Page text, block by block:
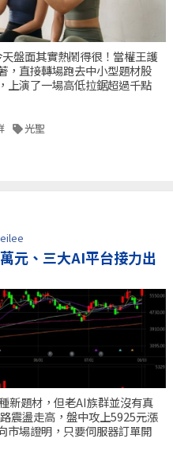
盤面其實熱鬧得很！當權王護
，直接轉場跑去中小型題材股
上演了一場高低拉鋸超過千點
光聖
元、三大AI平台接力出
新題材，但老AI族群並沒有真
震盪走高，盤中攻上5925元漲
市場證明，只要伺服器訂單開